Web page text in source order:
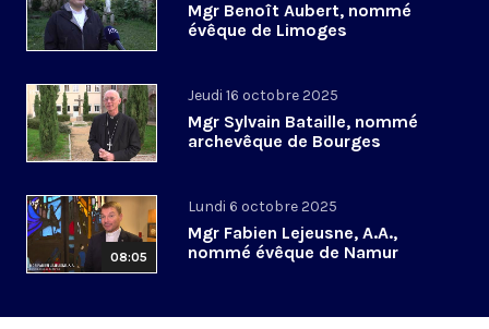
Mgr Benoît Aubert, nommé
évêque de Limoges
Jeudi 16 octobre 2025
Mgr Sylvain Bataille, nommé
archevêque de Bourges
08:05
Lundi 6 octobre 2025
Mgr Fabien Lejeusne, A.A.,
nommé évêque de Namur